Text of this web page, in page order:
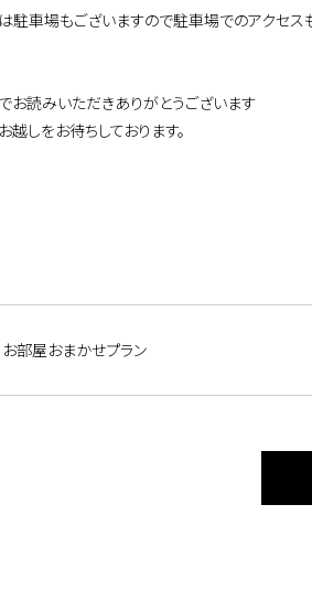
駐車場もございますので駐車場でのアクセス
お読みいただきありがとうございます
越しをお待ちしております。
お部屋おまかせプラン